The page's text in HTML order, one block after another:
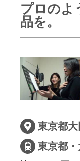
プロのよ
品を。
東京都